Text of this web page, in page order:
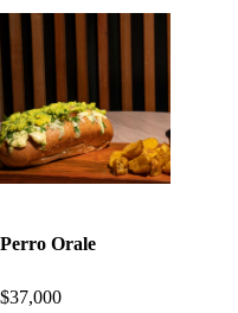
Perro Orale
$37,000